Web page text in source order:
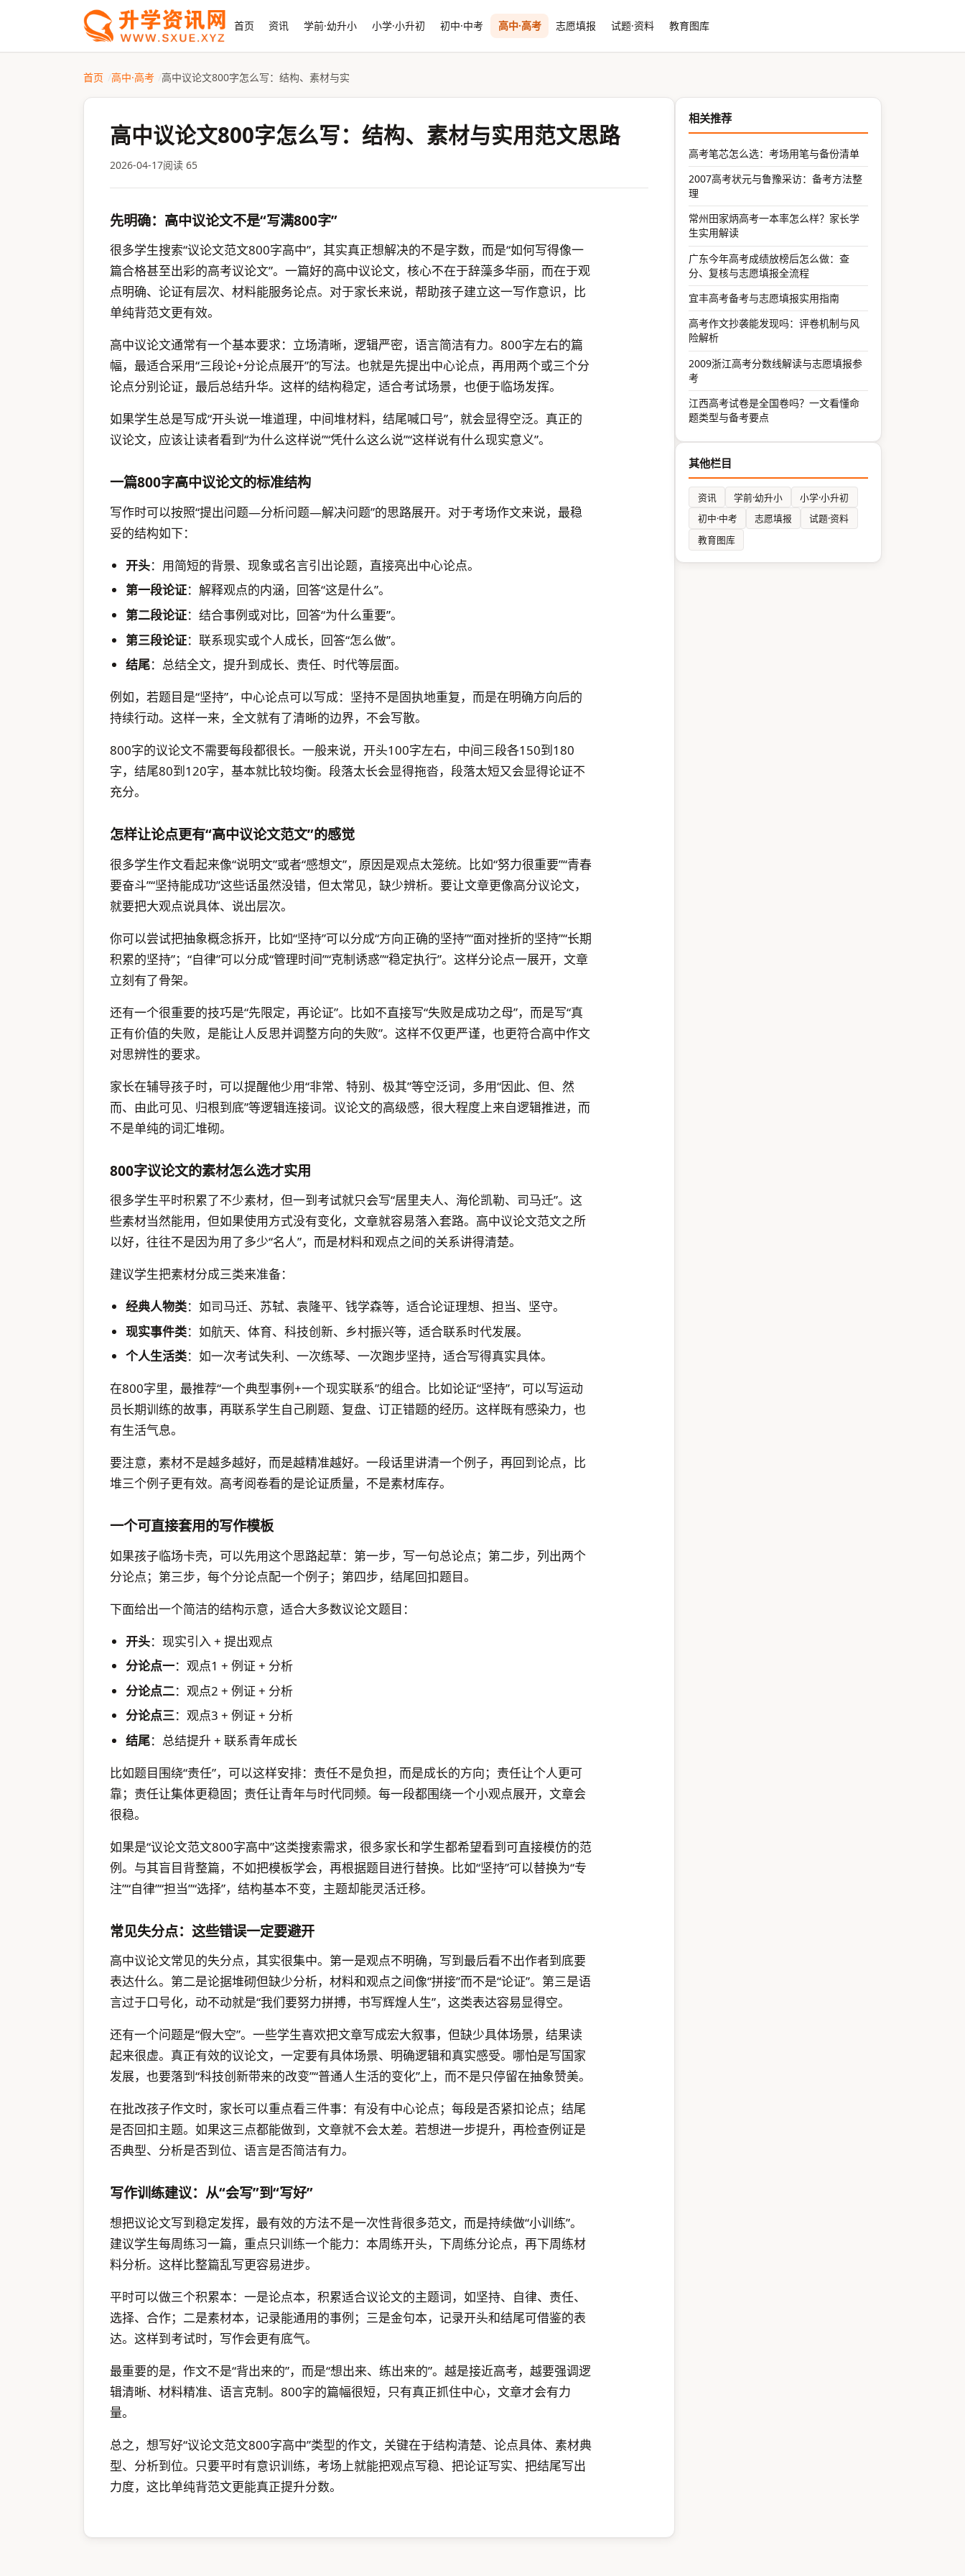
首页 资讯 学前·幼升小 小学·小升初 初中·中考 高中·高考 志愿填报 试题·资料 教育图库
首页 高中·高考 高中议论文800字怎么写：结构、素材与实
高中议论文800字怎么写：结构、素材与实用范文思路
2026-04-17阅读 65
先明确：高中议论文不是“写满800字”
很多学生搜索“议论文范文800字高中”，其实真正想解决的不是字数，而是“如何写得像一
篇合格甚至出彩的高考议论文”。一篇好的高中议论文，核心不在于辞藻多华丽，而在于观
点明确、论证有层次、材料能服务论点。对于家长来说，帮助孩子建立这一写作意识，比
单纯背范文更有效。
高中议论文通常有一个基本要求：立场清晰，逻辑严密，语言简洁有力。800字左右的篇
幅，最适合采用“三段论+分论点展开”的写法。也就是先提出中心论点，再用两个或三个分
论点分别论证，最后总结升华。这样的结构稳定，适合考试场景，也便于临场发挥。
如果学生总是写成“开头说一堆道理，中间堆材料，结尾喊口号”，就会显得空泛。真正的
议论文，应该让读者看到“为什么这样说”“凭什么这么说”“这样说有什么现实意义”。
一篇800字高中议论文的标准结构
写作时可以按照“提出问题—分析问题—解决问题”的思路展开。对于考场作文来说，最稳
妥的结构如下：
开头：用简短的背景、现象或名言引出论题，直接亮出中心论点。
第一段论证：解释观点的内涵，回答“这是什么”。
第二段论证：结合事例或对比，回答“为什么重要”。
第三段论证：联系现实或个人成长，回答“怎么做”。
结尾：总结全文，提升到成长、责任、时代等层面。
例如，若题目是“坚持”，中心论点可以写成：坚持不是固执地重复，而是在明确方向后的
持续行动。这样一来，全文就有了清晰的边界，不会写散。
800字的议论文不需要每段都很长。一般来说，开头100字左右，中间三段各150到180
字，结尾80到120字，基本就比较均衡。段落太长会显得拖沓，段落太短又会显得论证不
充分。
怎样让论点更有“高中议论文范文”的感觉
很多学生作文看起来像“说明文”或者“感想文”，原因是观点太笼统。比如“努力很重要”“青春
要奋斗”“坚持能成功”这些话虽然没错，但太常见，缺少辨析。要让文章更像高分议论文，
就要把大观点说具体、说出层次。
你可以尝试把抽象概念拆开，比如“坚持”可以分成“方向正确的坚持”“面对挫折的坚持”“长期
积累的坚持”；“自律”可以分成“管理时间”“克制诱惑”“稳定执行”。这样分论点一展开，文章
立刻有了骨架。
还有一个很重要的技巧是“先限定，再论证”。比如不直接写“失败是成功之母”，而是写“真
正有价值的失败，是能让人反思并调整方向的失败”。这样不仅更严谨，也更符合高中作文
对思辨性的要求。
家长在辅导孩子时，可以提醒他少用“非常、特别、极其”等空泛词，多用“因此、但、然
而、由此可见、归根到底”等逻辑连接词。议论文的高级感，很大程度上来自逻辑推进，而
不是单纯的词汇堆砌。
800字议论文的素材怎么选才实用
很多学生平时积累了不少素材，但一到考试就只会写“居里夫人、海伦凯勒、司马迁”。这
些素材当然能用，但如果使用方式没有变化，文章就容易落入套路。高中议论文范文之所
以好，往往不是因为用了多少“名人”，而是材料和观点之间的关系讲得清楚。
建议学生把素材分成三类来准备：
经典人物类：如司马迁、苏轼、袁隆平、钱学森等，适合论证理想、担当、坚守。
现实事件类：如航天、体育、科技创新、乡村振兴等，适合联系时代发展。
个人生活类：如一次考试失利、一次练琴、一次跑步坚持，适合写得真实具体。
在800字里，最推荐“一个典型事例+一个现实联系”的组合。比如论证“坚持”，可以写运动
员长期训练的故事，再联系学生自己刷题、复盘、订正错题的经历。这样既有感染力，也
有生活气息。
要注意，素材不是越多越好，而是越精准越好。一段话里讲清一个例子，再回到论点，比
堆三个例子更有效。高考阅卷看的是论证质量，不是素材库存。
一个可直接套用的写作模板
如果孩子临场卡壳，可以先用这个思路起草：第一步，写一句总论点；第二步，列出两个
分论点；第三步，每个分论点配一个例子；第四步，结尾回扣题目。
下面给出一个简洁的结构示意，适合大多数议论文题目：
开头：现实引入 + 提出观点
分论点一：观点1 + 例证 + 分析
分论点二：观点2 + 例证 + 分析
分论点三：观点3 + 例证 + 分析
结尾：总结提升 + 联系青年成长
比如题目围绕“责任”，可以这样安排：责任不是负担，而是成长的方向；责任让个人更可
靠；责任让集体更稳固；责任让青年与时代同频。每一段都围绕一个小观点展开，文章会
很稳。
如果是“议论文范文800字高中”这类搜索需求，很多家长和学生都希望看到可直接模仿的范
例。与其盲目背整篇，不如把模板学会，再根据题目进行替换。比如“坚持”可以替换为“专
注”“自律”“担当”“选择”，结构基本不变，主题却能灵活迁移。
常见失分点：这些错误一定要避开
高中议论文常见的失分点，其实很集中。第一是观点不明确，写到最后看不出作者到底要
表达什么。第二是论据堆砌但缺少分析，材料和观点之间像“拼接”而不是“论证”。第三是语
言过于口号化，动不动就是“我们要努力拼搏，书写辉煌人生”，这类表达容易显得空。
还有一个问题是“假大空”。一些学生喜欢把文章写成宏大叙事，但缺少具体场景，结果读
起来很虚。真正有效的议论文，一定要有具体场景、明确逻辑和真实感受。哪怕是写国家
发展，也要落到“科技创新带来的改变”“普通人生活的变化”上，而不是只停留在抽象赞美。
在批改孩子作文时，家长可以重点看三件事：有没有中心论点；每段是否紧扣论点；结尾
是否回扣主题。如果这三点都能做到，文章就不会太差。若想进一步提升，再检查例证是
否典型、分析是否到位、语言是否简洁有力。
写作训练建议：从“会写”到“写好”
想把议论文写到稳定发挥，最有效的方法不是一次性背很多范文，而是持续做“小训练”。
建议学生每周练习一篇，重点只训练一个能力：本周练开头，下周练分论点，再下周练材
料分析。这样比整篇乱写更容易进步。
平时可以做三个积累本：一是论点本，积累适合议论文的主题词，如坚持、自律、责任、
选择、合作；二是素材本，记录能通用的事例；三是金句本，记录开头和结尾可借鉴的表
达。这样到考试时，写作会更有底气。
最重要的是，作文不是“背出来的”，而是“想出来、练出来的”。越是接近高考，越要强调逻
辑清晰、材料精准、语言克制。800字的篇幅很短，只有真正抓住中心，文章才会有力
量。
总之，想写好“议论文范文800字高中”类型的作文，关键在于结构清楚、论点具体、素材典
型、分析到位。只要平时有意识训练，考场上就能把观点写稳、把论证写实、把结尾写出
力度，这比单纯背范文更能真正提升分数。
相关推荐
高考笔芯怎么选：考场用笔与备份清单
2007高考状元与鲁豫采访：备考方法整
理
常州田家炳高考一本率怎么样？家长学
生实用解读
广东今年高考成绩放榜后怎么做：查
分、复核与志愿填报全流程
宜丰高考备考与志愿填报实用指南
高考作文抄袭能发现吗：评卷机制与风
险解析
2009浙江高考分数线解读与志愿填报参
考
江西高考试卷是全国卷吗？一文看懂命
题类型与备考要点
其他栏目
资讯 学前·幼升小
小学·小升初
初中·中考
志愿填报
试题·资料
教育图库